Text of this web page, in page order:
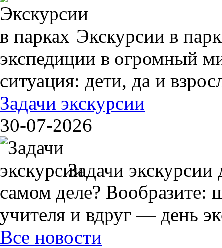
Экскурсии в
экспедиции в огромный
ситуация: дети, да и
Задачи экскурсии
30-07-2026
Задачи
самом деле? Вообразите:
учителя и вдруг — день
Все новости